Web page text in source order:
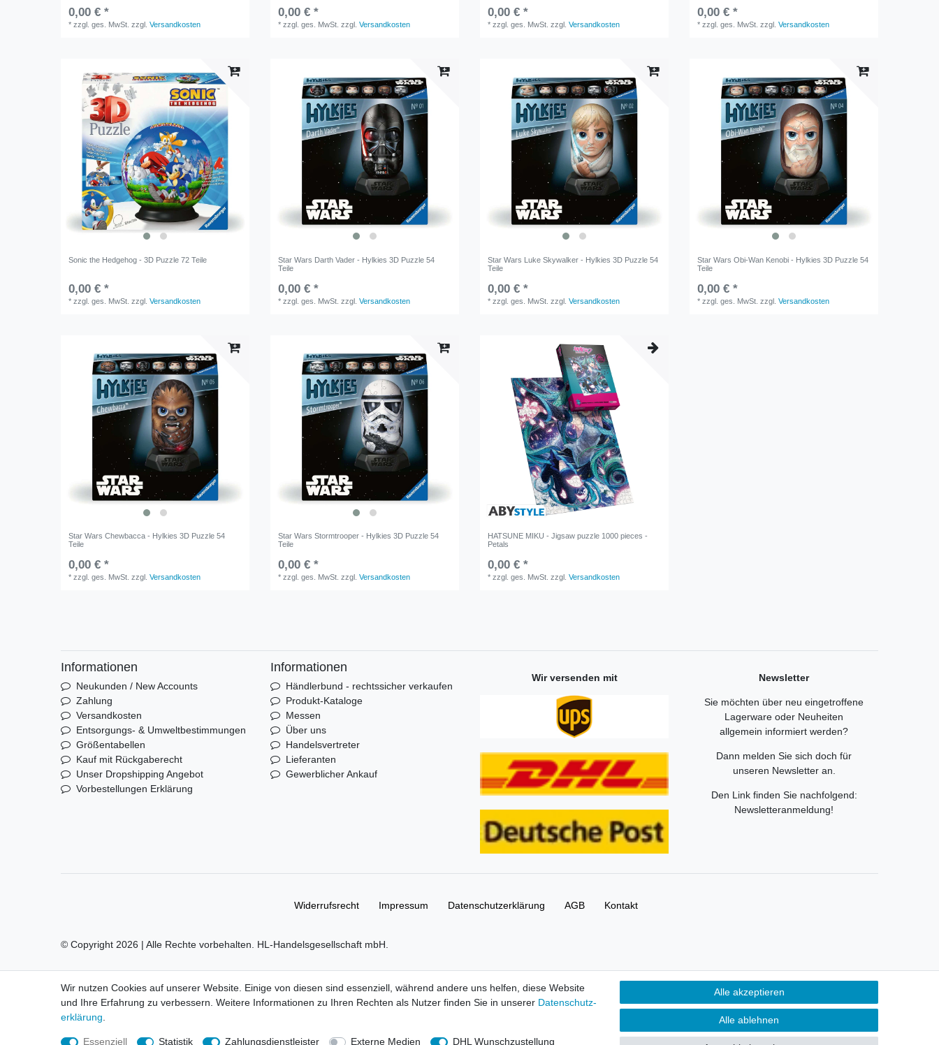
0,00 € *
*zzgl. ges. MwSt. zzgl.Versandkosten
0,00 € *
*zzgl. ges. MwSt. zzgl.Versandkosten
0,00 € *
*zzgl. ges. MwSt. zzgl.Versandkosten
0,00 € *
*zzgl. ges. MwSt. zzgl.Versandkosten
Sonic the Hedgehog - 3D Puzzle 72 Teile
0,00 € *
*zzgl. ges. MwSt. zzgl.Versandkosten
Star Wars Darth Vader - Hylkies 3D Puzzle 54
Teile
0,00 € *
*zzgl. ges. MwSt. zzgl.Versandkosten
Star Wars Luke Skywalker - Hylkies 3D Puzzle 54
Teile
0,00 € *
*zzgl. ges. MwSt. zzgl.Versandkosten
Star Wars Obi-Wan Kenobi - Hylkies 3D Puzzle 54
Teile
0,00 € *
*zzgl. ges. MwSt. zzgl.Versandkosten
Star Wars Chewbacca - Hylkies 3D Puzzle 54
Teile
0,00 € *
*zzgl. ges. MwSt. zzgl.Versandkosten
Star Wars Stormtrooper - Hylkies 3D Puzzle 54
Teile
0,00 € *
*zzgl. ges. MwSt. zzgl.Versandkosten
HATSUNE MIKU - Jigsaw puzzle 1000 pieces -
Petals
0,00 € *
*zzgl. ges. MwSt. zzgl.Versandkosten
Informationen
Neukunden / New Accounts
Zahlung
Versandkosten
Entsorgungs- & Umweltbestimmungen
Größentabellen
Kauf mit Rückgaberecht
Unser Dropshipping Angebot
Vorbestellungen Erklärung
Informationen
Händlerbund - rechtssicher verkaufen
Produkt-Kataloge
Messen
Über uns
Handelsvertreter
Lieferanten
Gewerblicher Ankauf
Wir versenden mit Newsletter
Sie möchten über neu eingetroffene
Lagerware oder Neuheiten
allgemein informiert werden?
Dann melden Sie sich doch für
unseren Newsletter an.
Den Link finden Sie nachfolgend:
Newsletteranmeldung!
Widerrufs­recht Impressum Daten­schutz­erklärung AGB Kontakt
© Copyright 2026 | Alle Rechte vorbehalten. HL-Handelsgesellschaft mbH.
Alle Markennamen, Warenzeichen sowie sämtliche Produktbilder und Beschreibungen sind Eigentum Ihrer rechtmäßigen Eigentümer und dienen hier nur der Beschreibung.
Preise nur für registrierte Händler, ansonsten zeigt der Shop 0,00 €
LEGO, das LEGO Logo, die Minifigur, DUPLO, LEGENDS OF CHIMA, NINJAGO, BIONICLE, MINDSTORMS und MIXELS sind urheberrechtlich geschützte Markenzeichen der LEGO
Wir nutzen Cookies auf unserer Website. Einige von diesen sind essenziell, während andere uns helfen, diese Website
und Ihre Erfahrung zu verbessern. Weitere Informationen zu Ihren Rechten als Nutzer finden Sie in unserer Daten­schutz­
erklärung
Essenziell Statistik Zahlungsdienstleister Externe Medien DHL Wunschzustellung
Alle akzeptieren
Alle ablehnen